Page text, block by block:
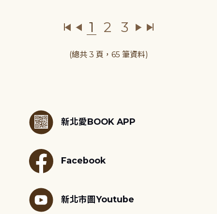
1 2 3
(總共 3 頁，65 筆資料)
新北愛BOOK APP
Facebook
新北市圖Youtube